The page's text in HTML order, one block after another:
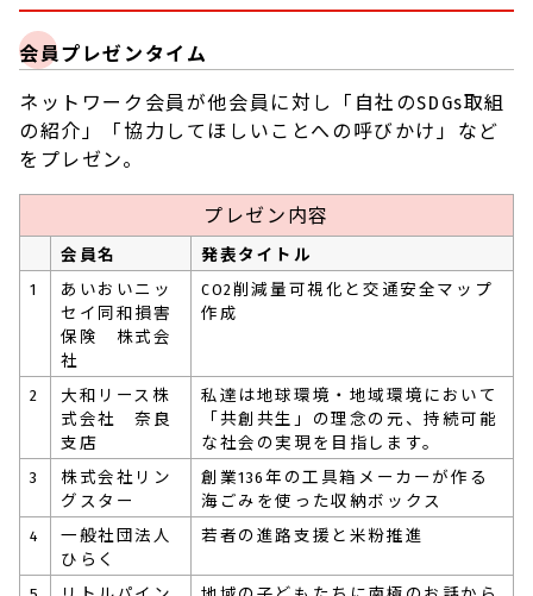
会員プレゼンタイム
ネットワーク会員が他会員に対し「自社のSDGs取組
の紹介」「協力してほしいことへの呼びかけ」など
をプレゼン。
プレゼン内容
会員名
発表タイトル
1
あいおいニッ
セイ同和損害
保険 株式会
社
CO2削減量可視化と交通安全マップ
作成
2
大和リース株
式会社 奈良
支店
私達は地球環境・地域環境において
「共創共生」の理念の元、持続可能
な社会の実現を目指します。
3
株式会社リン
グスター
創業136年の工具箱メーカーが作る
海ごみを使った収納ボックス
4
一般社団法人
ひらく
若者の進路支援と米粉推進